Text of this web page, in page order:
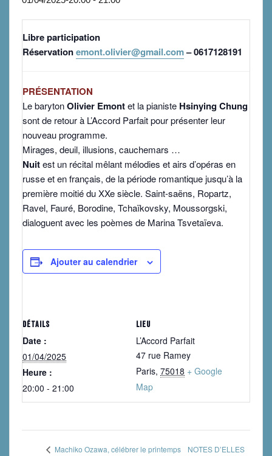
Libre participation
Réservationemont.olivier@gmail.com– 0617128191
PRÉSENTATION
Le barytonOlivier Emontet la pianiste Hsinying Chung
sont de retour à L’Accord Parfait pour présenter leur
nouveau programme.
Mirages, deuil, illusions, cauchemars …
Nuitest un récital mêlant mélodies et airs d’opéras en
russe et en français, de la période romantique jusqu’à la
première moitié du XXe siècle. Saint-saëns, Ropartz,
Ravel, Fauré, Borodine, Tchaïkovsky, Moussorgski,
dialoguent avec les poèmes de Marina Tsvetaïeva.
Ajouter au calendrier
DÉTAILS
Date :
01/04/2025
Heure :
20:00 - 21:00
LIEU
L’Accord Parfait
47 rue Ramey
Paris, 75018 + Google
Map
Machiko Ozawa, célébrer le printemps NOTES D’ELLES